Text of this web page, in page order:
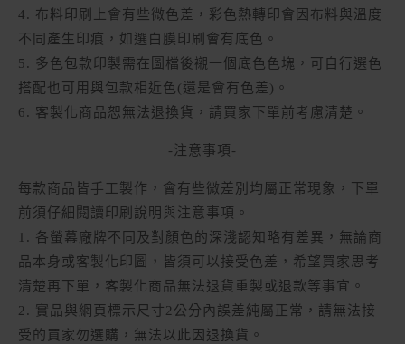
4. 布料印刷上會有些微色差，彩色熱轉印會因布料與溫度
不同產生印痕，如選白膜印刷會有底色。
5. 多色包款印製需在圖檔後襯一個底色色塊，可自行選色
搭配也可用與包款相近色(還是會有色差)。
6. 客製化商品恕無法退換貨，請買家下單前考慮清楚。
-注意事項-
每款商品皆手工製作，會有些微差別均屬正常現象，下單
前須仔細閱讀印刷說明與注意事項。
1. 各螢幕廠牌不同及對顏色的深淺認知略有差異，無論商
品本身或客製化印圖，皆須可以接受色差，希望買家思考
清楚再下單，客製化商品無法退貨重製或退款等事宜。
2. 實品與網頁標示尺寸2公分內誤差純屬正常，請無法接
受的買家勿選購，無法以此因退換貨。